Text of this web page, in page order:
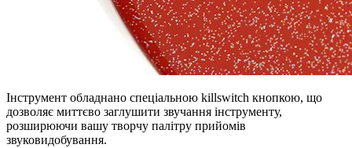
Інструмент обладнано спеціальною killswitch кнопкою, що
дозволяє миттєво заглушити звучання інструменту,
розширюючи вашу творчу палітру прийомів
звуковидобування.